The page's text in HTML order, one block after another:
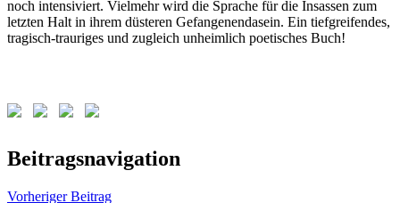
noch intensiviert. Vielmehr wird die Sprache für die Insassen zum
letzten Halt in ihrem düsteren Gefangenendasein. Ein tiefgreifendes,
tragisch-trauriges und zugleich unheimlich poetisches Buch!
Schlagwörter:
Atemschaukel,
Beitragsnavigation
Vorheriger Beitrag